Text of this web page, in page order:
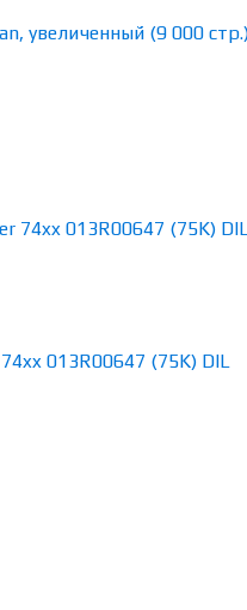
013R00647 (75K) DIL